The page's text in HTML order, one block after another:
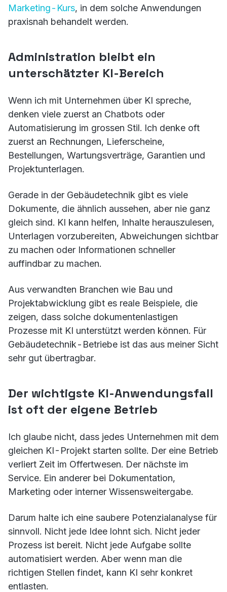
Marketing-Kurs, in dem solche Anwendungen
praxisnah behandelt werden.
Administration bleibt ein
unterschätzter KI-Bereich
Wenn ich mit Unternehmen über KI spreche,
denken viele zuerst an Chatbots oder
Automatisierung im grossen Stil. Ich denke oft
zuerst an Rechnungen, Lieferscheine,
Bestellungen, Wartungsverträge, Garantien und
Projektunterlagen.
Gerade in der Gebäudetechnik gibt es viele
Dokumente, die ähnlich aussehen, aber nie ganz
gleich sind. KI kann helfen, Inhalte herauszulesen,
Unterlagen vorzubereiten, Abweichungen sichtbar
zu machen oder Informationen schneller
auffindbar zu machen.
Aus verwandten Branchen wie Bau und
Projektabwicklung gibt es reale Beispiele, die
zeigen, dass solche dokumentenlastigen
Prozesse mit KI unterstützt werden können. Für
Gebäudetechnik-Betriebe ist das aus meiner Sicht
sehr gut übertragbar.
Der wichtigste KI-Anwendungsfall
ist oft der eigene Betrieb
Ich glaube nicht, dass jedes Unternehmen mit dem
gleichen KI-Projekt starten sollte. Der eine Betrieb
verliert Zeit im Offertwesen. Der nächste im
Service. Ein anderer bei Dokumentation,
Marketing oder interner Wissensweitergabe.
Darum halte ich eine saubere Potenzialanalyse für
sinnvoll. Nicht jede Idee lohnt sich. Nicht jeder
Prozess ist bereit. Nicht jede Aufgabe sollte
automatisiert werden. Aber wenn man die
richtigen Stellen findet, kann KI sehr konkret
entlasten.